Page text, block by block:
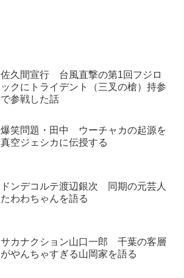
佐久間宣行 台風直撃の第1回フジロ
ックにトライデント（三叉の槍）持参
で参戦した話
爆笑問題・田中 ウーチャカの起源を
真空ジェシカに伝授する
ドンデコルテ渡辺銀次 同期の元芸人
たわわちゃんを語る
サカナクション山口一郎 千葉の客層
がやんちゃすぎる山岡家を語る